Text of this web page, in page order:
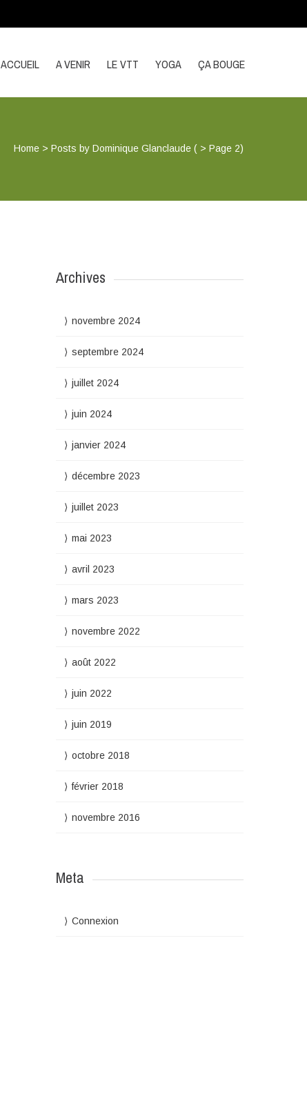
ACCUEIL A VENIR LE VTT YOGA ÇA BOUGE
Home >Posts by Dominique Glanclaude ( > Page 2)
Archives
novembre 2024
septembre 2024
juillet 2024
juin 2024
janvier 2024
décembre 2023
juillet 2023
mai 2023
avril 2023
mars 2023
novembre 2022
août 2022
juin 2022
juin 2019
octobre 2018
février 2018
novembre 2016
Meta
Connexion